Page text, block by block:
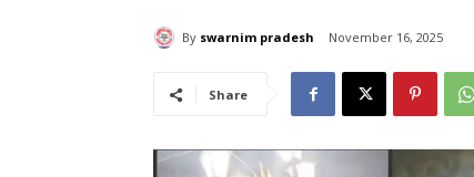
By swarnim pradesh November 16, 2025
Share